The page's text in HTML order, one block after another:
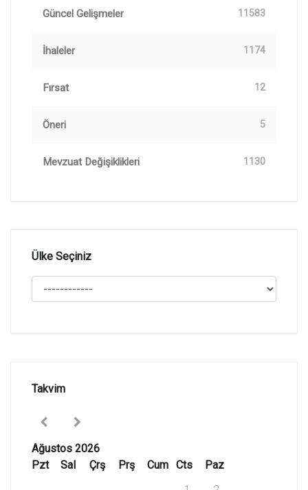
Güncel Gelişmeler 11583
İhaleler 1174
Fırsat 12
Öneri 5
Mevzuat Değişiklikleri 1130
Ülke Seçiniz
Takvim
Ağustos 2026
Pzt
Sal Çrş Prş Cum Cts
Paz